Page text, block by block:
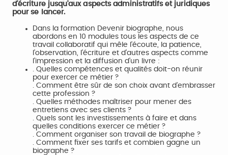
d’écriture jusqu’aux aspects administratifs et juridiques
pour se lancer.
Dans la formation Devenir biographe, nous
abordons en 10 modules tous les aspects de ce
travail collaboratif qui mêle l’écoute, la patience,
l’observation, l’écriture et d’autres aspects comme
l’impression et la diffusion d’un livre :
. Quelles compétences et qualités doit-on réunir
pour exercer ce métier ?
. Comment être sûr de son choix avant d’embrasser
cette profession ?
. Quelles méthodes maîtriser pour mener des
entretiens avec ses clients ?
. Quels sont les investissements à faire et dans
quelles conditions exercer ce métier ?
. Comment organiser son travail de biographe ?
. Comment fixer ses tarifs et combien gagne un
biographe ?